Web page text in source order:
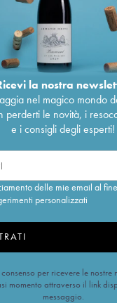
la nostra
nel magico mondo
perderti le novità, i
e i consigli degli esperti!
delle mie email al
personalizzati
per ricevere le nostre
momento attraverso il link
messaggio.